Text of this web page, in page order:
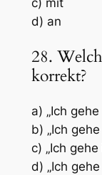
d) an
28.
korrekt?
a) „Ich
b) „Ich
c) „Ich
d) „Ich